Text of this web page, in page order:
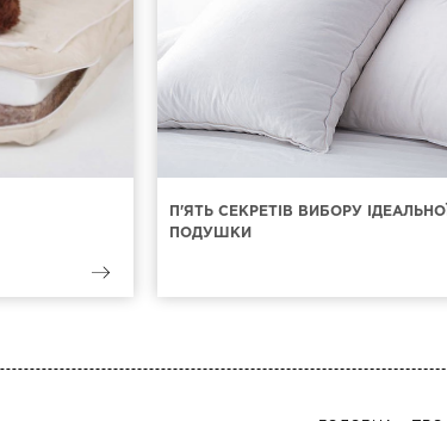
П'ЯТЬ СЕКРЕТІВ ВИБОРУ ІДЕАЛЬНОЇ
ПОДУШКИ